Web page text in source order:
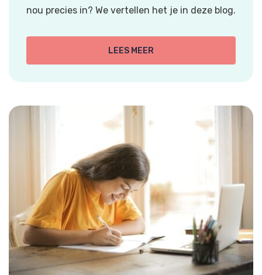
nou precies in? We vertellen het je in deze blog.
LEES MEER